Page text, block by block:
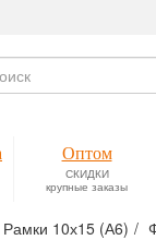
Оптом
СКИДКИ
крупные заказы
Рамки 10х15 (А6)